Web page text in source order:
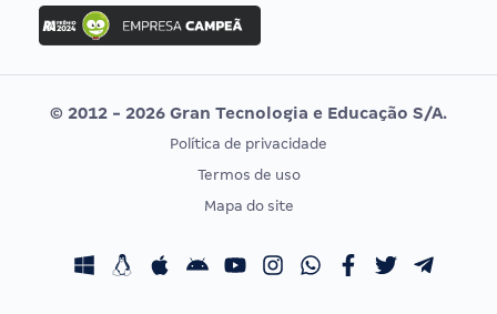
Concurso Ibama
Concurso MPU
Editais publicados
Vunesp
CONCURSOS POR PROFISSÃO
Concursos Fiscais
EXAME DE ORDEM
Calendário OAB
© 2012 - 2026 Gran Tecnologia e Educação S/A.
Política de privacidade
Termos de uso
Mapa do site